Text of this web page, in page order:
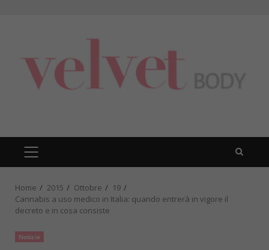
PRIMARY
MENU
Home 2015 Ottobre
19
Cannabis a uso medico in Italia: quando entrerà in vigore il
decreto e in cosa consiste
Notizie